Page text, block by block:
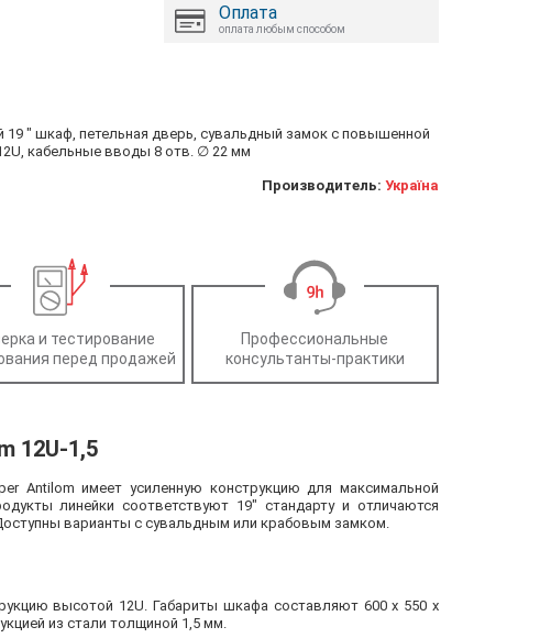
Оплата
оплата любым способом
19 " шкаф, петельная дверь, сувальдный замок с повышенной
кабельные вводы 8 отв. ∅ 22 мм
Производитель: Україна
и тестирование
перед продажей
Профессиональные
консультанты-практики
12U-1,5
Antilom имеет усиленную конструкцию для максимальной
линейки соответствуют 19″ стандарту и отличаются
варианты с сувальдным или крабовым замком.
высотой 12U. Габариты шкафа составляют 600 х 550 х
из стали толщиной 1,5 мм.